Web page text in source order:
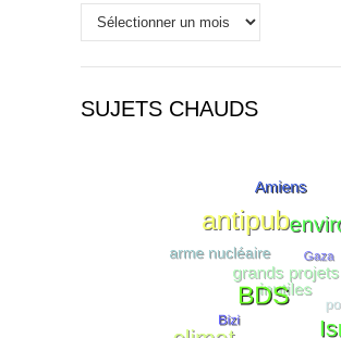
Historique
SUJETS CHAUDS